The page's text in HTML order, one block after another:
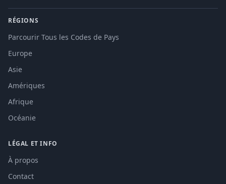
RÉGIONS
Parcourir Tous les Codes de Pays
Europe
Asie
Amériques
Afrique
Océanie
LÉGAL ET INFO
À propos
Contact